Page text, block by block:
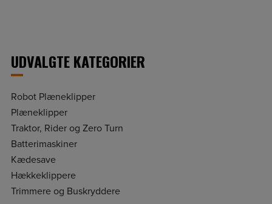
UDVALGTE KATEGORIER
Robot Plæneklipper
Plæneklipper
Traktor, Rider og Zero Turn
Batterimaskiner
Kædesave
Hækkeklippere
Trimmere og Buskryddere